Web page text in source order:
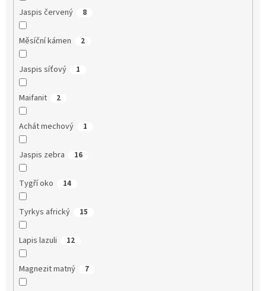
Jaspis červený 8
Měsíční kámen 2
Jaspis síťový 1
Maifanit 2
Achát mechový 1
Jaspis zebra 16
Tygří oko 14
Tyrkys africký 15
Lapis lazuli 12
Magnezit matný 7